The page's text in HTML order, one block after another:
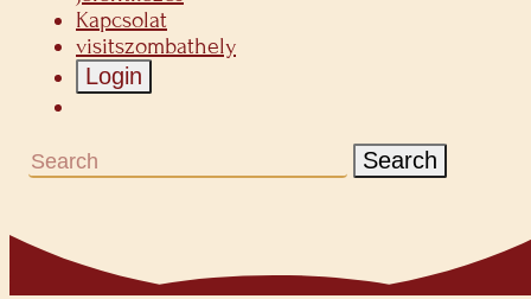
Kapcsolat
visitszombathely
Login
Search